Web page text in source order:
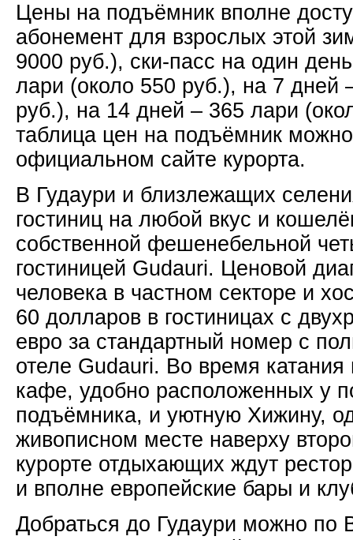
Цены на подъёмник вполне
абонемент для взрослых этой
9000 руб.), ски-пасс на один
лари (около 550 руб.), на 7 дней
руб.), на 14 дней – 365 лари
таблица цен на подъёмник
официальном сайте курорта.
В Гудаури и близлежащих
гостиниц на любой вкус и
собственной фешенебельной
гостиницей Gudauri. Ценовой
человека в частном секторе и
60 долларов в гостиницах с
евро за стандартный номер с
отеле Gudauri. Во время
кафе, удобно расположенных у
подъёмника, и уютную Хижину,
живописном месте наверху
курорте отдыхающих ждут
и вполне европейские бары и
Добраться до Гудаури можно по